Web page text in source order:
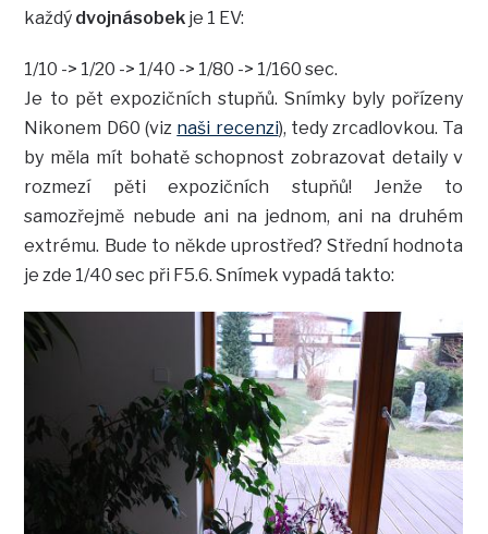
každý dvojnásobek je 1 EV:
1/10 -> 1/20 -> 1/40 -> 1/80 -> 1/160 sec.
Je to pět expozičních stupňů. Snímky byly pořízeny
Nikonem D60 (viz naši recenzi), tedy zrcadlovkou. Ta
by měla mít bohatě schopnost zobrazovat detaily v
rozmezí pěti expozičních stupňů! Jenže to
samozřejmě nebude ani na jednom, ani na druhém
extrému. Bude to někde uprostřed? Střední hodnota
je zde 1/40 sec při F5.6. Snímek vypadá takto: